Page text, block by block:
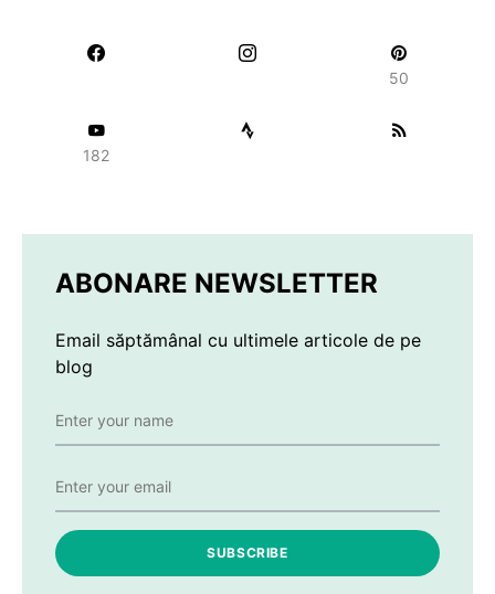
50
182
ABONARE NEWSLETTER
Email săptămânal cu ultimele articole de pe
blog
SUBSCRIBE